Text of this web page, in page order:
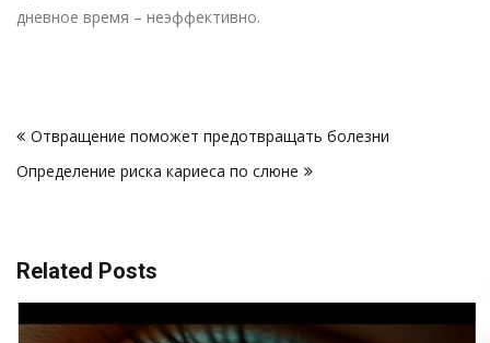
дневное время – неэффективно.
по
записям
Отвращение поможет предотвращать болезни
Определение риска кариеса по слюне
Related Posts